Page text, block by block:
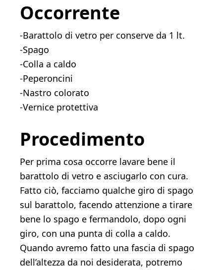
Occorrente
-Barattolo di vetro per conserve da 1 lt.
-Spago
-Colla a caldo
-Peperoncini
-Nastro colorato
-Vernice protettiva
Procedimento
Per prima cosa occorre lavare bene il
barattolo di vetro e asciugarlo con cura.
Fatto ciò, facciamo qualche giro di spago
sul barattolo, facendo attenzione a tirare
bene lo spago e fermandolo, dopo ogni
giro, con una punta di colla a caldo.
Quando avremo fatto una fascia di spago
dell’altezza da noi desiderata, potremo